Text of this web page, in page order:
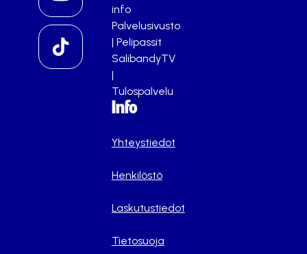
info
Palvelusivusto
| Pelipassit
SalibandyTV
|
Tulospalvelu
Info
Yhteystiedot
Henkilöstö
Laskutustiedot
Tietosuoja